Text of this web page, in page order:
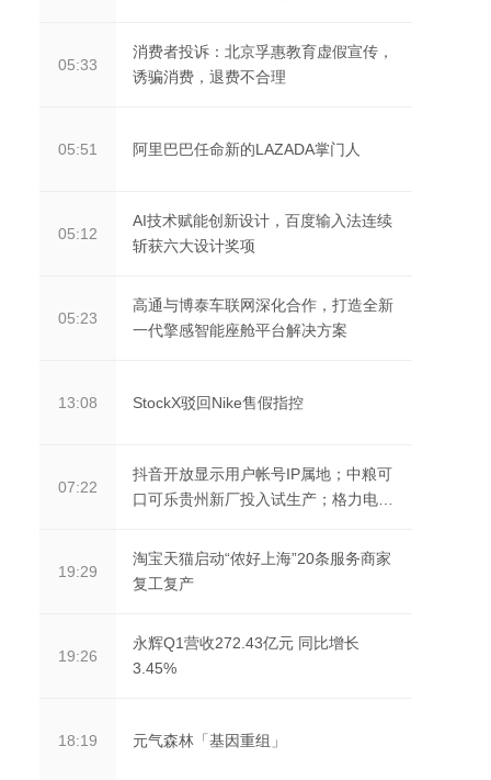
05:33
消费者投诉：北京孚惠教育虚假宣传，
诱骗消费，退费不合理
05:51 阿里巴巴任命新的LAZADA掌门人
05:12
AI技术赋能创新设计，百度输入法连续
斩获六大设计奖项
05:23
高通与博泰车联网深化合作，打造全新
一代擎感智能座舱平台解决方案
13:08 StockX驳回Nike售假指控
07:22
抖音开放显示用户帐号IP属地；中粮可
口可乐贵州新厂投入试生产；格力电
19:29
淘宝天猫启动“侬好上海”20条服务商家
复工复产
19:26
永辉Q1营收272.43亿元 同比增长
3.45%
18:19 元气森林「基因重组」